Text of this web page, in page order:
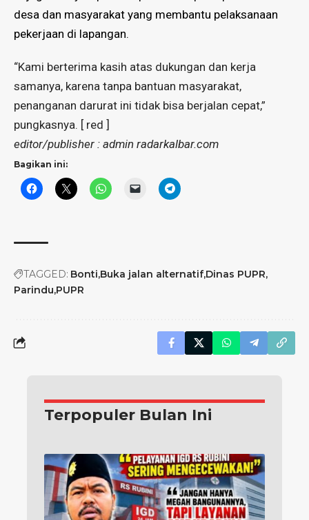
desa dan masyarakat yang membantu pelaksanaan
pekerjaan di lapangan.
“Kami berterima kasih atas dukungan dan kerja
samanya, karena tanpa bantuan masyarakat,
penanganan darurat ini tidak bisa berjalan cepat,”
pungkasnya. [ red ]
editor/publisher : admin radarkalbar.com
Bagikan ini:
TAGGED: Bonti Buka jalan alternatif Dinas PUPR
Parindu PUPR
Terpopuler Bulan Ini